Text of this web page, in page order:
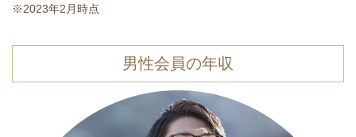
※2023年2月時点
男性会員の年収